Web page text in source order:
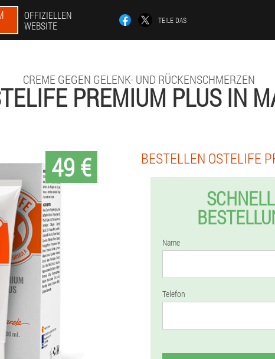
OFFIZIELLEN
WEBSITE
TEILE DAS
CREME GEGEN GELENK- UND RÜCKENSCHMERZEN
PREMIUM PLUS IN
49 € BESTELLEN OSTELIFE
Name
Telefon